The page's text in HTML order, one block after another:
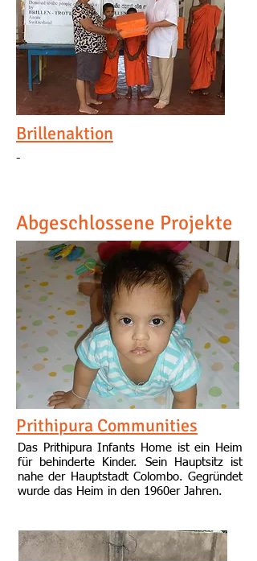
Brillenaktion
-
Abgeschlossene Projekte
Prithipura Communities
Das Prithipura Infants Home ist ein Heim
für behinderte Kinder. Sein Hauptsitz ist
nahe der Hauptstadt Colombo. Gegründet
wurde das Heim in den 1960er Jahren.